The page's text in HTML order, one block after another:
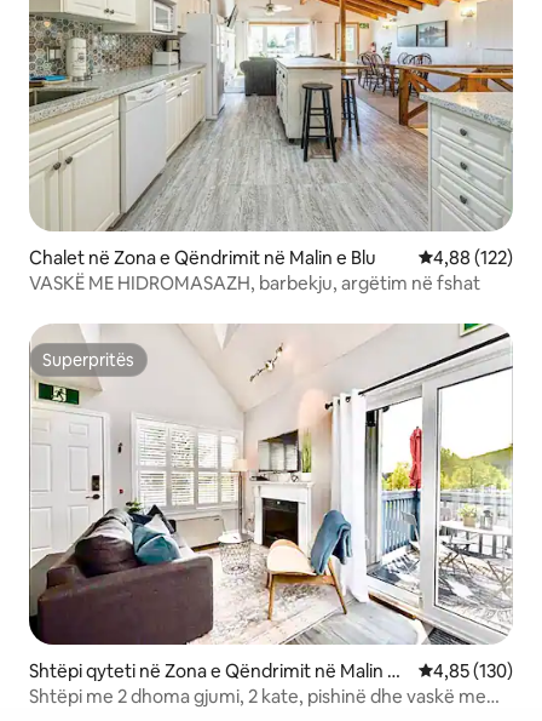
Chalet në Zona e Qëndrimit në Malin e Blu Vlerësimi
4,88 (122)
VASKË ME HIDROMASAZH, barbekju, argëtim në fshat
Superpritës
Superpritës
Shtëpi qyteti në Zona e Qëndrimit në Malin e
Blu
Vlerësimi
4,85 (130)
Shtëpi me 2 dhoma gjumi, 2 kate, pishinë dhe vaskë me